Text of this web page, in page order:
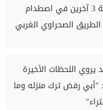
وفاة سيدة وإصابة 3 آخرين في اصطدام
الصحراوي الغربي
اللحظات الأخيرة
رفض ترك منزله وما